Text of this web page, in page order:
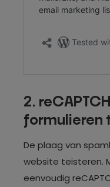
2.
formulieren
De plaag van
website teisteren.
eenvoudig